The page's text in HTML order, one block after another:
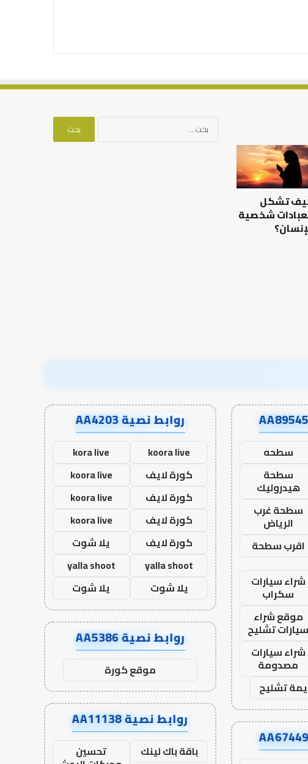
تشكل
شخصية
البحث
سطحه
سطحة
هيدروليك
سطحة غرب
الرياض
اقرب سطحة
شراء سيارات
سكراب
موقع شراء
سيارات تشليح
شراء سيارات
مصدومة
تشليح
روابط نصية AA4203
koora live
kora live
كورة لايف
koora live
كورة لايف
koora live
كورة لايف
koora live
كورة لايف
يلا شوت
yalla shoot
yalla shoot
يلا شوت
يلا شوت
روابط نصية AA5386
موقع كورة
روابط نصية AA11138
باقة باك لينك تحسين